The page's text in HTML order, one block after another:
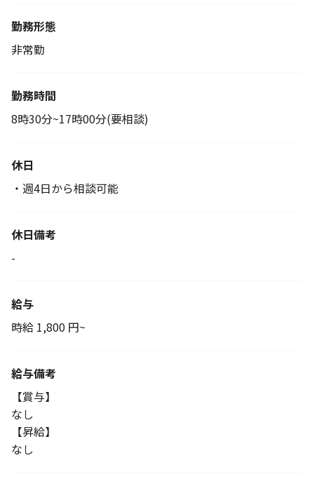
勤務形態
非常勤
勤務時間
8時30分~17時00分(要相談)
休日
・週4日から相談可能
休日備考
-
給与
時給 1,800 円~
給与備考
【賞与】
なし
【昇給】
なし